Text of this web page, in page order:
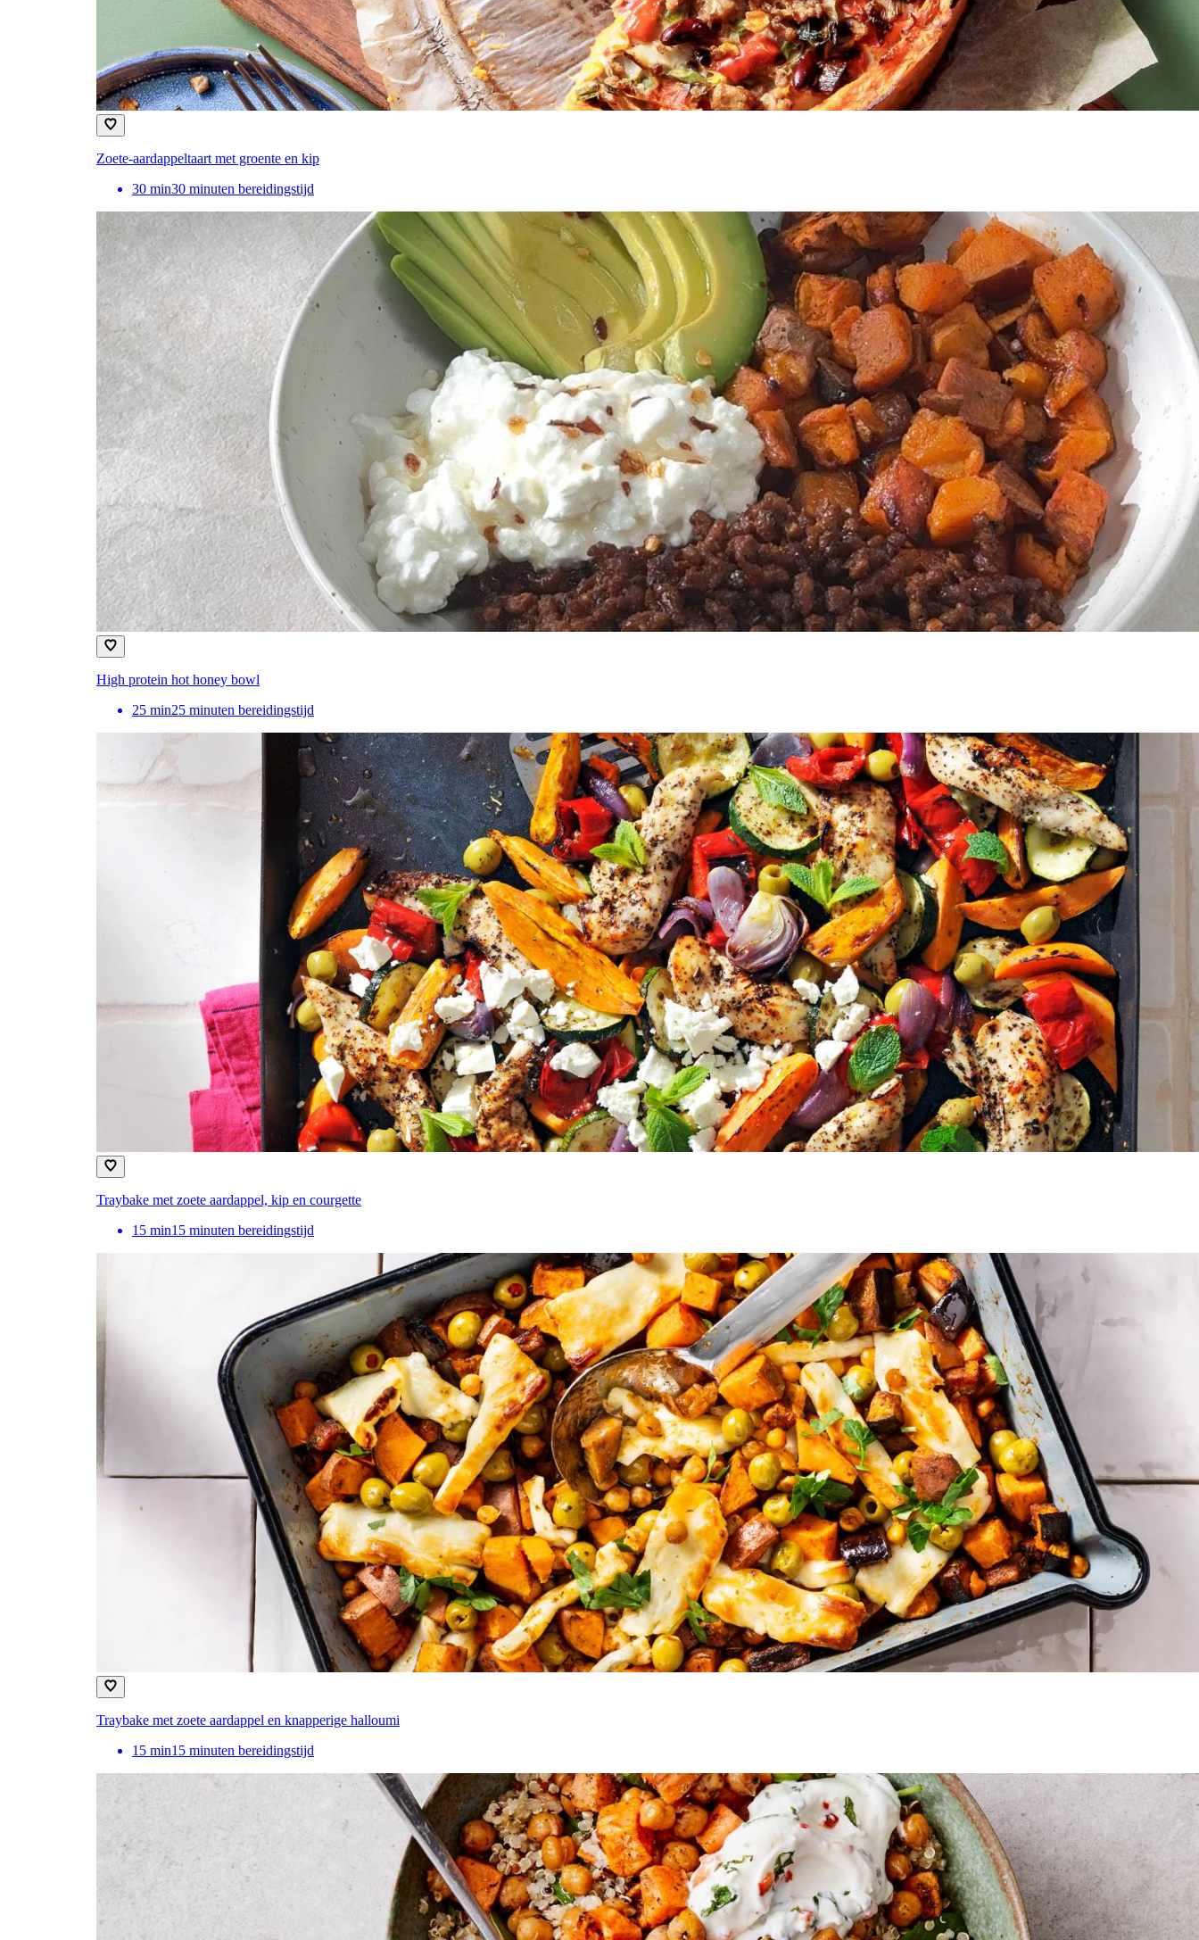
Zoete-aardappeltaart met groente en kip
30 min30 minuten bereidingstijd
High protein hot honey bowl
25 min25 minuten bereidingstijd
Traybake met zoete aardappel, kip en courgette
15 min15 minuten bereidingstijd
Traybake met zoete aardappel en knapperige halloumi
15 min15 minuten bereidingstijd